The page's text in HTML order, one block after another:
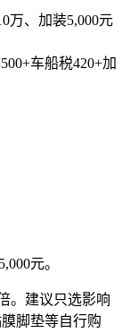
万、加装5,000元
车船税420+加
元。
。建议只选影响
脚垫等自行购